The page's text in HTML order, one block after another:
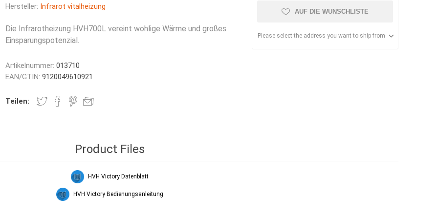
Glas Infrarotheizungen
Spiegelfolie
Hersteller: Infrarot vitalheizung
Die Infrarotheizung HVH700L vereint wohlige Wärme und großes
Einsparungspotenzial.
Artikelnummer: 013710
EAN/GTIN: 9120049610921
Teilen:
AUF DIE WUNSCHLISTE
Please select the address you want to ship from
Product Files
HVH Victory Datenblatt
HVH Victory Bedienungsanleitung